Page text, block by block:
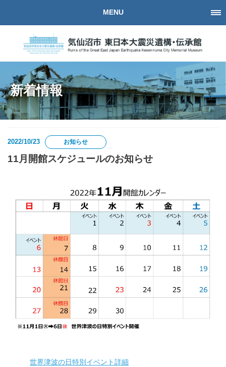
新着情報
MENU
2022/10/23 お知らせ
11月開館スケジュールのお知らせ
世界津波の日特別イベント詳細